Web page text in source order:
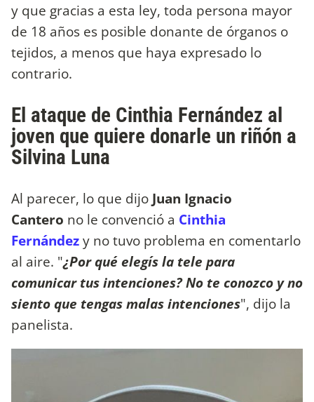
y que gracias a esta ley, toda persona mayor
de 18 años es posible donante de órganos o
tejidos, a menos que haya expresado lo
contrario.
El ataque de Cinthia Fernández al
joven que quiere donarle un riñón a
Silvina Luna
Al parecer, lo que dijo Juan Ignacio
Cantero no le convenció a Cinthia
Fernándezy no tuvo problema en comentarlo
al aire. "¿Por qué elegís la tele para
comunicar tus intenciones? No te conozco y no
siento que tengas malas intenciones", dijo la
panelista.